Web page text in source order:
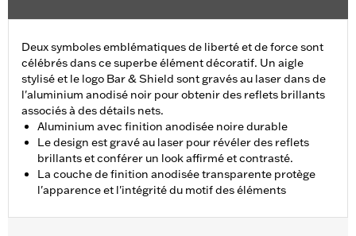
Deux symboles emblématiques de liberté et de force sont
célébrés dans ce superbe élément décoratif. Un aigle
stylisé et le logo Bar & Shield sont gravés au laser dans de
l'aluminium anodisé noir pour obtenir des reflets brillants
associés à des détails nets.
Aluminium avec finition anodisée noire durable
Le design est gravé au laser pour révéler des reflets
brillants et conférer un look affirmé et contrasté.
La couche de finition anodisée transparente protège
l'apparence et l'intégrité du motif des éléments